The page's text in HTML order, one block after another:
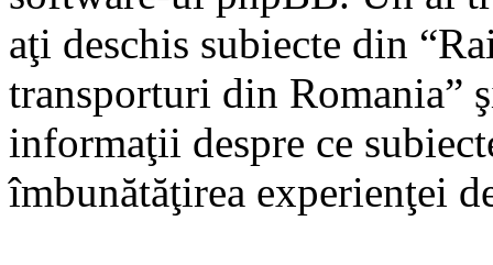
aţi deschis subiecte din
transporturi din Romania”
informaţii despre ce
îmbunătăţirea experienţei